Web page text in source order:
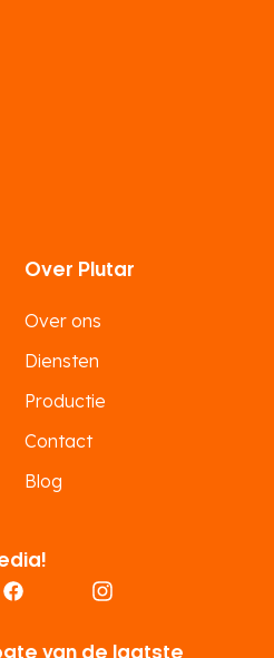
Over Plutar
Over ons
Diensten
Productie
Contact
Blog
van de laatste